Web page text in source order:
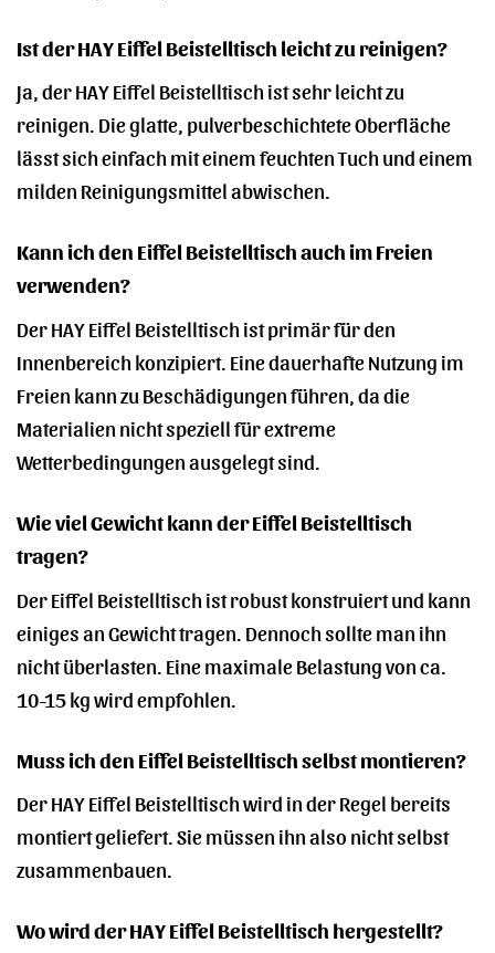
Ist der HAY Eiffel Beistelltisch leicht zu reinigen?
Ja, der HAY Eiffel Beistelltisch ist sehr leicht zu
reinigen. Die glatte, pulverbeschichtete Oberfläche
lässt sich einfach mit einem feuchten Tuch und einem
milden Reinigungsmittel abwischen.
Kann ich den Eiffel Beistelltisch auch im Freien
verwenden?
Der HAY Eiffel Beistelltisch ist primär für den
Innenbereich konzipiert. Eine dauerhafte Nutzung im
Freien kann zu Beschädigungen führen, da die
Materialien nicht speziell für extreme
Wetterbedingungen ausgelegt sind.
Wie viel Gewicht kann der Eiffel Beistelltisch
tragen?
Der Eiffel Beistelltisch ist robust konstruiert und kann
einiges an Gewicht tragen. Dennoch sollte man ihn
nicht überlasten. Eine maximale Belastung von ca.
10-15 kg wird empfohlen.
Muss ich den Eiffel Beistelltisch selbst montieren?
Der HAY Eiffel Beistelltisch wird in der Regel bereits
montiert geliefert. Sie müssen ihn also nicht selbst
zusammenbauen.
Wo wird der HAY Eiffel Beistelltisch hergestellt?